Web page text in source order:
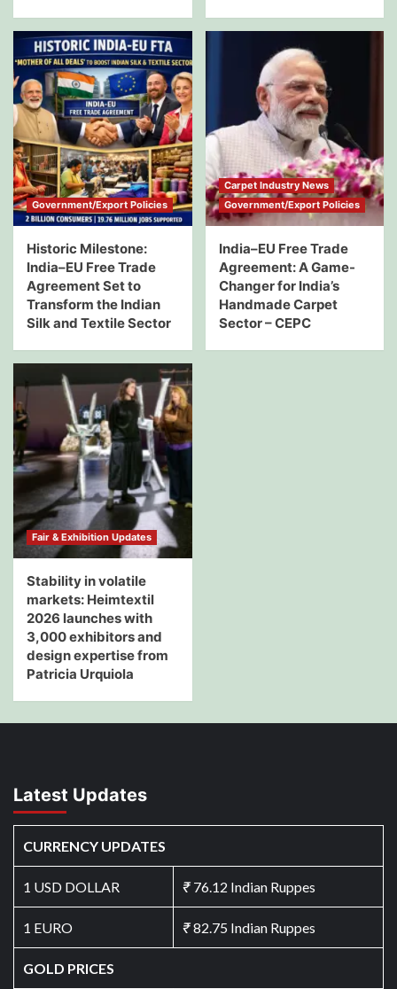
Government/Export Policies
Historic Milestone:
India–EU Free Trade
Agreement Set to
Transform the Indian
Silk and Textile Sector
Carpet Industry News
Government/Export Policies
India–EU Free Trade
Agreement: A Game-
Changer for India’s
Handmade Carpet
Sector – CEPC
Fair & Exhibition Updates
Stability in volatile
markets: Heimtextil
2026 launches with
3,000 exhibitors and
design expertise from
Patricia Urquiola
Latest Updates
CURRENCY UPDATES
1 USD DOLLAR ₹76.12 Indian Ruppes
1 EURO ₹82.75 Indian Ruppes
GOLD PRICES